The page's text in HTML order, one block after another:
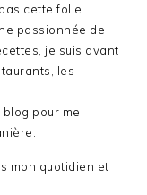
cette folie
passionnée de
je suis avant
les
pour me
mon quotidien et